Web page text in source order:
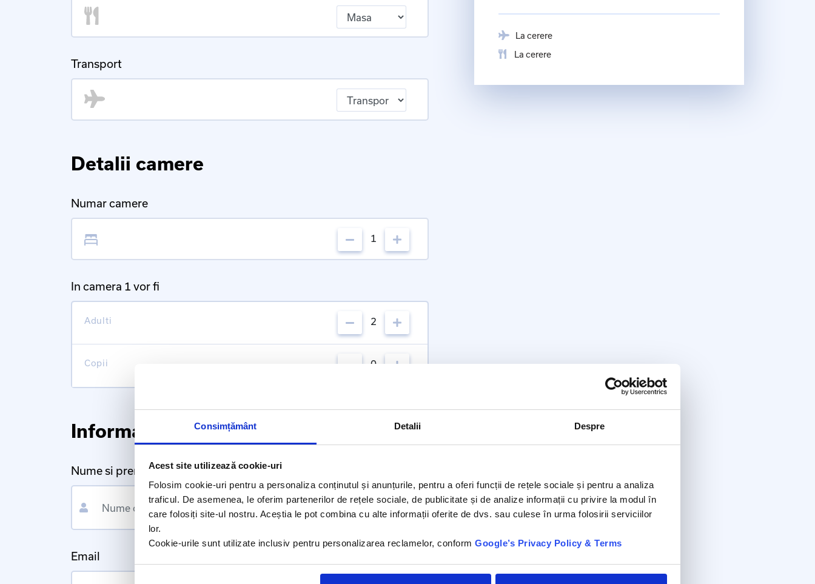
Consimțământ Detalii Despre
Acest site utilizează cookie-uri
Folosim cookie-uri pentru a personaliza conținutul și anunțurile, pentru a oferi funcții de rețele sociale și pentru a analiza
traficul. De asemenea, le oferim partenerilor de rețele sociale, de publicitate și de analize informații cu privire la modul în
care folosiți site-ul nostru. Aceștia le pot combina cu alte informații oferite de dvs. sau culese în urma folosirii serviciilor
lor.
Cookie-urile sunt utilizate inclusiv pentru personalizarea reclamelor, conform Google’s Privacy Policy & Terms
Transport
Detalii camere
Numar camere
1
In camera 1 vor fi
Adulti 2
Copii 0
Informatii personale
Nume si prenume
Email
La cerere
La cerere